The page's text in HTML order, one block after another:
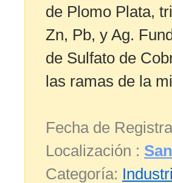
de Plomo Plata,
Zn, Pb, y Ag.
de Sulfato de
las ramas de la
Fecha de
Localización :
Categoría: